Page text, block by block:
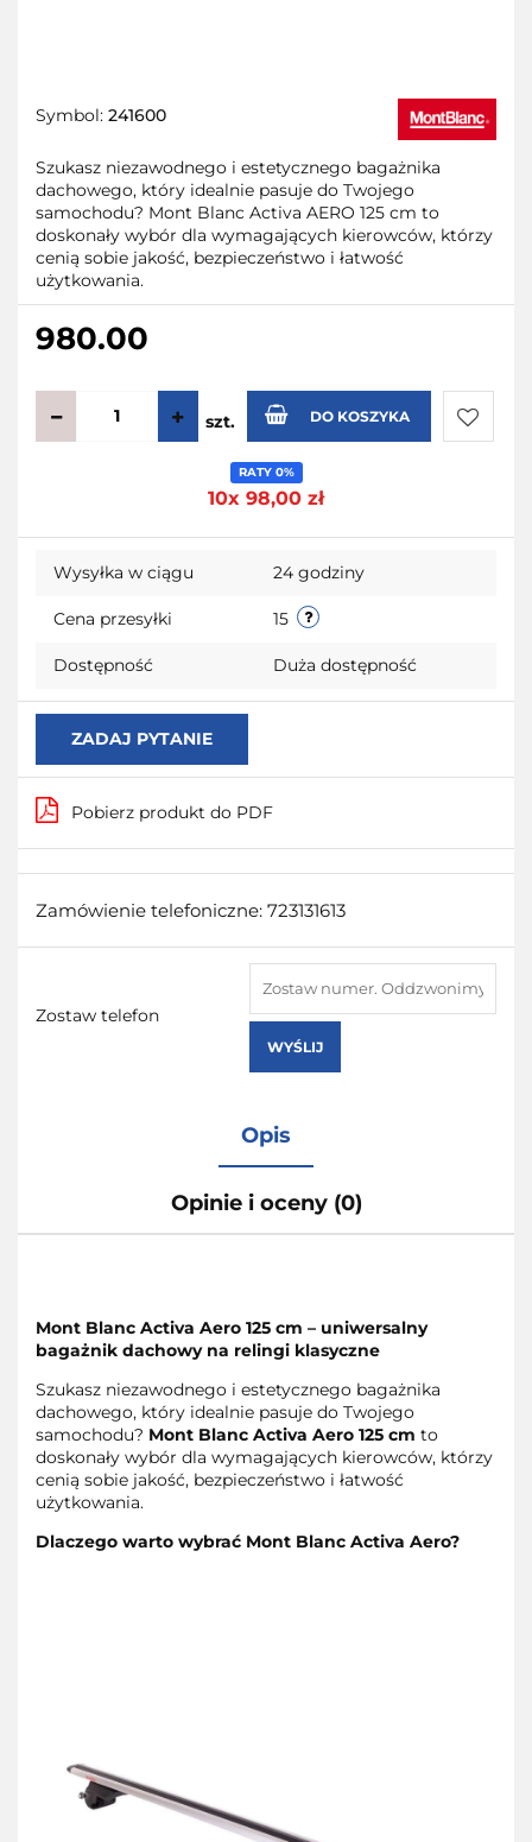
Symbol: 241600
Szukasz niezawodnego i estetycznego bagażnika
dachowego, który idealnie pasuje do Twojego
samochodu? Mont Blanc Activa AERO 125 cm to
doskonały wybór dla wymagających kierowców, którzy
cenią sobie jakość, bezpieczeństwo i łatwość
użytkowania.
980.00
szt. DO KOSZYKA
RATY 0%
10x 98,00 zł
Wysyłka w ciągu 24 godziny
Cena przesyłki 15
Dostępność Duża dostępność
ZADAJ PYTANIE
Pobierz produkt do PDF
Zamówienie telefoniczne: 723131613
Zostaw telefon
WYŚLIJ
Opis
Opinie i oceny (0)
Mont Blanc Activa Aero 125 cm – uniwersalny
bagażnik dachowy na relingi klasyczne
Szukasz niezawodnego i estetycznego bagażnika
dachowego, który idealnie pasuje do Twojego
samochodu? Mont Blanc Activa Aero 125 cm to
doskonały wybór dla wymagających kierowców, którzy
cenią sobie jakość, bezpieczeństwo i łatwość
użytkowania.
Dlaczego warto wybrać Mont Blanc Activa Aero?